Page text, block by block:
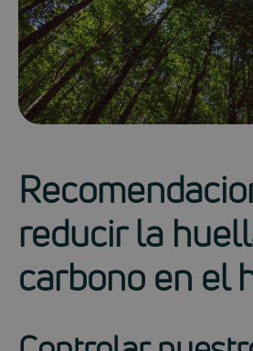
reducir la
carbono en el